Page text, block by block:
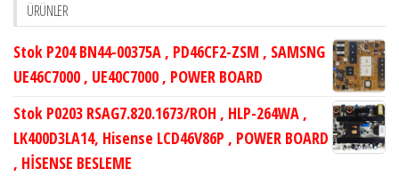
ÜRÜNLER
Stok P204 BN44-00375A , PD46CF2-ZSM , SAMSNG
UE46C7000 , UE40C7000 , POWER BOARD
Stok P0203 RSAG7.820.1673/ROH , HLP-264WA ,
LK400D3LA14, Hisense LCD46V86P , POWER BOARD
, HİSENSE BESLEME